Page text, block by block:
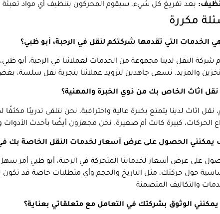
مكررة
الخدمات التي تقدمها شركتكم لنقل في الرحبة، أبو ظبي؟
شركة النقل لدينا مجموعة من الخدمات لعملائنا في الرحبة، أبو
اثاث الخاص بك من ذوي الخبرة والمهنية؟
نقل اثاث لدينا يتمتع بخبرة عالية واحترافية. نحن نتلقى تدريبًا
يمكنني الحصول على عرض أسعار لخدمات النقل الخاصة بك في
على عرض أسعار لخدماتنا المتحركة في الرحبة، أبو ظبي أمر
حول حركتك، مثل التاريخ والحجم وأي متطلبات خاصة قد
الوثوق بشركتك في التعامل مع متعلقاتي بعناية؟